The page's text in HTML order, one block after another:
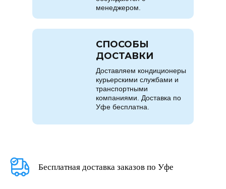
менеджером.
Доставляем кондиционеры
курьерскими службами и
транспортными
компаниями. Доставка по
Уфе бесплатна.
СПОСОБЫ
ДОСТАВКИ
Бесплатная доставка заказов по Уфе